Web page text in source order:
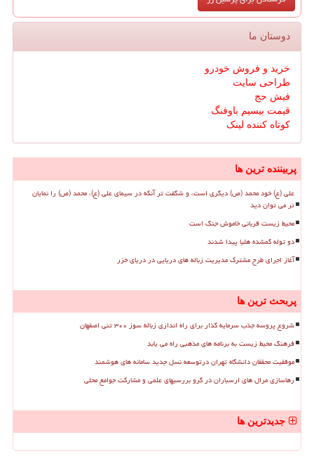
دوستان ما
خرید و فروش خودرو
طراحی سایت
فیش حج
قیمت بیسیم باوفنگ
کوتاه کننده لینک
پربیننده ترین ها
علی (ع) خود محمد (ص) دیگری است، و شگفت تر آنکه در سیمای علی (ع)، محمد (ص) را نمایان
تر می توان دید
محیط زیست قربانی خاموش جنگ است
دو توله گمشده هلیا پیدا شدند
آغاز اجرای طرح مشترک مدیریت زباله های دریایی در دریای خزر
پربحث ترین ها
شروع پروسه جذب سرمایه گذار برای راه اندازی زباله سوز ۳۰۰ تنی اصفهان
فرهنگ محیط زیست به برنامه های مذهبی راه می یابد
موفقیت محققان دانشگاه تهران درتوسعه نسل جدید سامانه های هوشمند
رهاسازی مرال های ارسباران در گرو بررسیهای علمی و مشارکت جوامع محلی
جدیدترین ها